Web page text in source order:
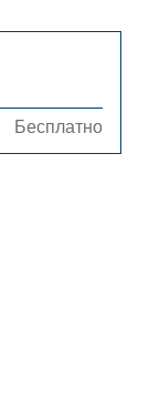
Бесплатно